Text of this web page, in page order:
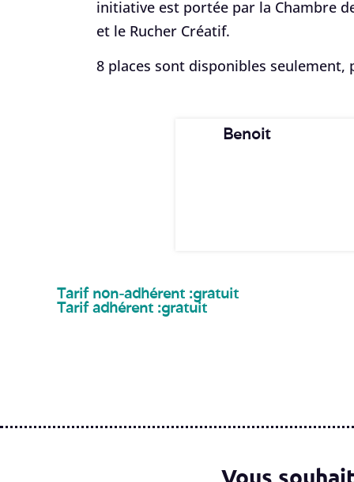
initiative est portée par la Chambre
et le Rucher Créatif.
8 places sont disponibles seulement,
Benoit
Tarif non-adhérent :gratuit
Tarif adhérent :gratuit
Vous